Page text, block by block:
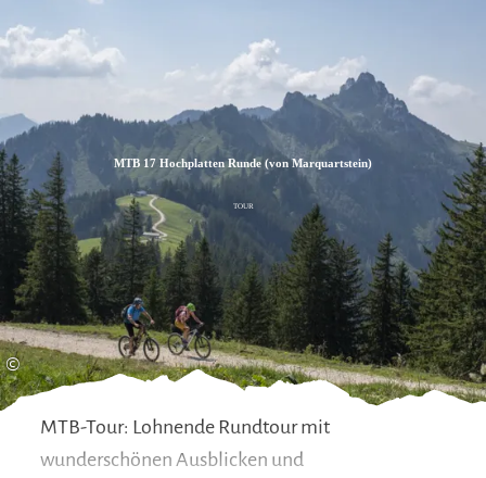
Inhalt
Suche
Footer
©
MTB 17 Hochplatten Runde (von Marquartstein)
TOUR
MTB-Tour: Lohnende Rundtour mit
wunderschönen Ausblicken und